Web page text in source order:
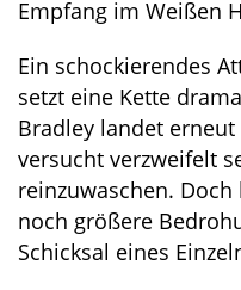
Empfang im Weißen
Ein schockierendes
setzt eine Kette
Bradley landet
versucht verzweifelt
reinzuwaschen.
noch größere
Schicksal eines